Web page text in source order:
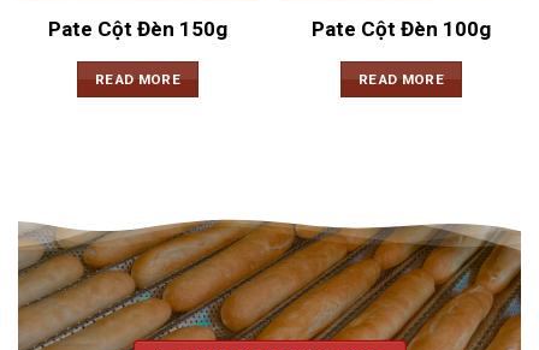
Pate Cột Đèn 150g
READ MORE
Pate Cột Đèn 100g
READ MORE